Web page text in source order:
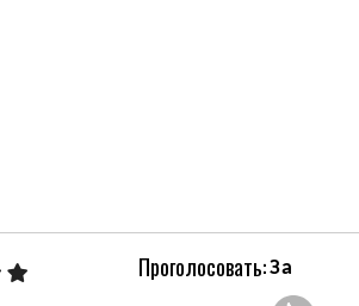
Проголосовать:За